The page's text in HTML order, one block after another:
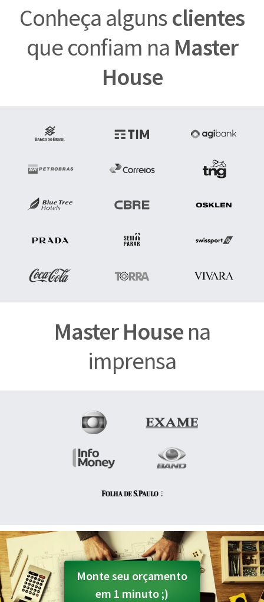
Conheça algunsclientes
que confiam na Master
House
Master Housena
imprensa
Monte seu orçamento
em 1 minuto ;)